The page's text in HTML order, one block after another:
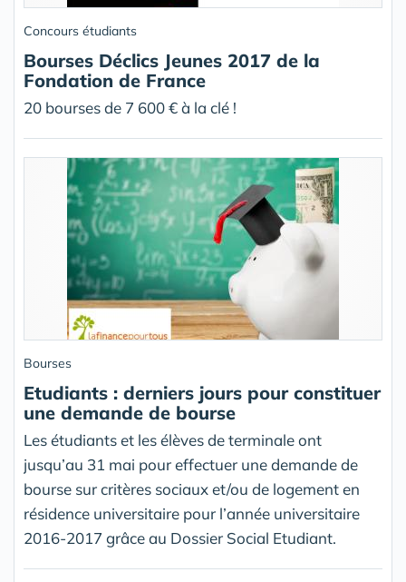
Concours étudiants
Bourses Déclics Jeunes 2017 de la
Fondation de France
20 bourses de 7 600 € à la clé !
Bourses
Etudiants : derniers jours pour constituer
une demande de bourse
Les étudiants et les élèves de terminale ont
jusqu’au 31 mai pour effectuer une demande de
bourse sur critères sociaux et/ou de logement en
résidence universitaire pour l’année universitaire
2016-2017 grâce au Dossier Social Etudiant.